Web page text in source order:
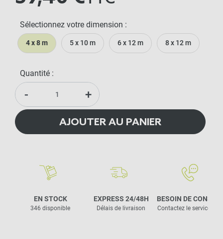
Sélectionnez votre dimension :
4 x 8 m 5 x 10 m 6 x 12 m 8 x 12 m
Quantité :
- +
AJOUTER AU PANIER
EN STOCK
346 disponible
EXPRESS 24/48H
Délais de livraison
BESOIN DE CONSEIL
Contactez le service